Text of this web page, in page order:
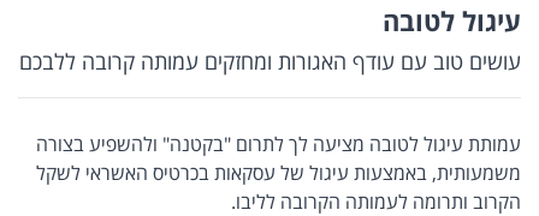
עיגול לטובה
עושים טוב עם עודף האגורות ומחזקים עמותה קרובה ללבכם
עמותת עיגול לטובה מציעה לך לתרום "בקטנה" ולהשפיע בצורה
משמעותית, באמצעות עיגול של עסקאות בכרטיס האשראי לשקל
הקרוב ותרומה לעמותה הקרובה לליבו.